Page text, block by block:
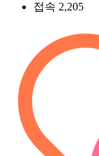
접속 2,205